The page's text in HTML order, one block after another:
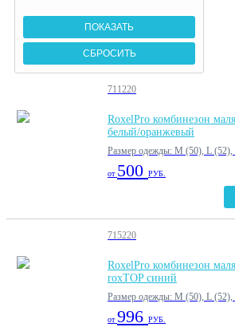
711220
RoxelPro комбинезон
белый/оранжевый
Размер одежды: M (50), L
от 500 РУБ.
715220
RoxelPro комбинезон
roxTOP синий
Размер одежды: M (50), L
от996 РУБ.